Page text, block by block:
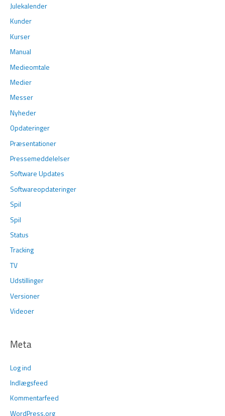
Julekalender
Kunder
Kurser
Manual
Medieomtale
Medier
Messer
Nyheder
Opdateringer
Præsentationer
Pressemeddelelser
Software Updates
Softwareopdateringer
Spil
Spil
Status
Tracking
TV
Udstillinger
Versioner
Videoer
Meta
Log ind
Indlægsfeed
Kommentarfeed
WordPress.org